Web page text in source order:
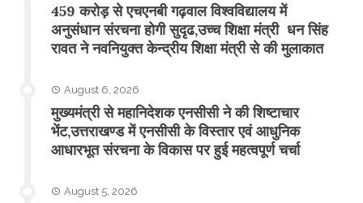
459 करोड़ से एचएनबी गढ़वाल विश्वविद्यालय में
अनुसंधान संरचना होगी सुदृढ,उच्च शिक्षा मंत्री धन सिंह
रावत ने नवनियुक्त केन्द्रीय शिक्षा मंत्री से की मुलाकात
August 6, 2026
मुख्यमंत्री से महानिदेशक एनसीसी ने की शिष्टाचार
भेंट,उत्तराखण्ड में एनसीसी के विस्तार एवं आधुनिक
आधारभूत संरचना के विकास पर हुई महत्वपूर्ण चर्चा
August 5, 2026